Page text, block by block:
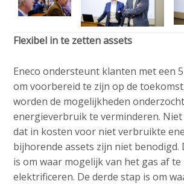
Flexibel in te zetten assets
Eneco ondersteunt klanten met een
om voorbereid te zijn op de
worden de mogelijkheden
energieverbruik te verminderen. Niet
dat in kosten voor niet verbruikte
bijhorende assets zijn niet benodigd.
is om waar mogelijk van het gas af te
elektrificeren. De derde stap is om